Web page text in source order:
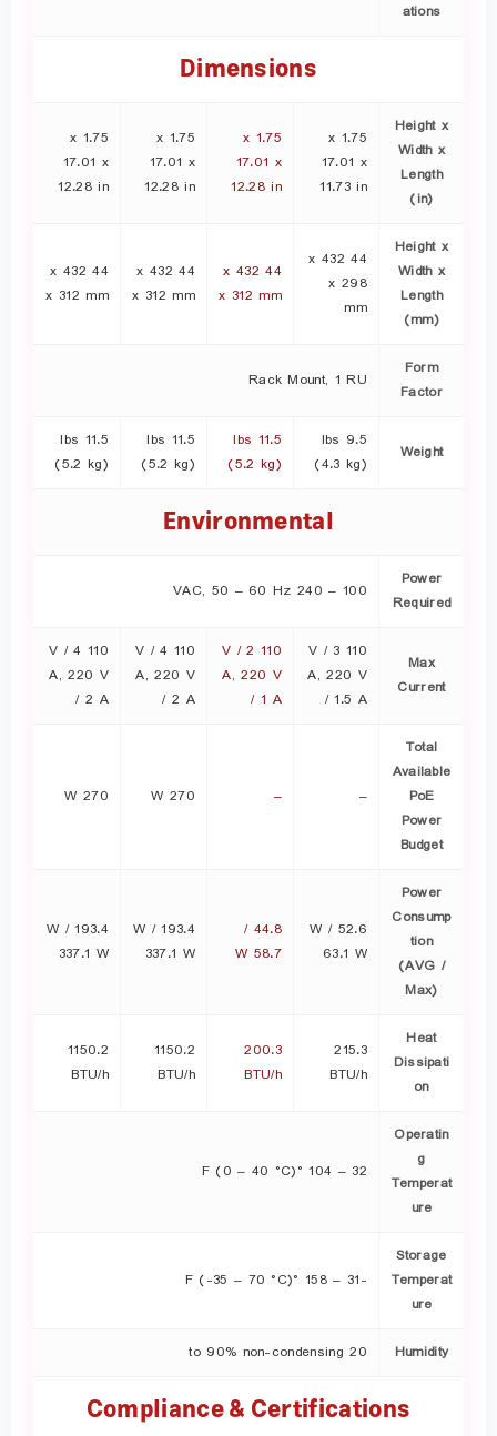
ations
Dimensions
Height x
Width x
Length
(in)
1.75 x
17.01 x
11.73 in
1.75 x
17.01 x
12.28 in
1.75 x
17.01 x
12.28 in
1.75 x
17.01 x
12.28 in
Height x
Width x
Length
(mm)
44 x 432
x 298
mm
44 x 432
x 312 mm
44 x 432
x 312 mm
44 x 432
x 312 mm
Form
Factor
Rack Mount, 1 RU
Weight
9.5 lbs
(4.3 kg)
11.5 lbs
(5.2 kg)
11.5 lbs
(5.2 kg)
11.5 lbs
(5.2 kg)
Environmental
Power
Required
100 – 240 VAC, 50 – 60 Hz
Max
Current
110 V / 3
A, 220 V
/ 1.5 A
110 V / 2
A, 220 V
/ 1 A
110 V / 4
A, 220 V
/ 2 A
110 V / 4
A, 220 V
/ 2 A
Total
Available
PoE
Power
Budget
–
–
270 W
270 W
Power
Consump
tion
(AVG /
Max)
52.6 W /
63.1 W
44.8 /
58.7 W
193.4 W /
337.1 W
193.4 W /
337.1 W
Heat
Dissipati
on
215.3
BTU/h
200.3
BTU/h
1150.2
BTU/h
1150.2
BTU/h
Operatin
g
Temperat
ure
32 – 104 °F (0 – 40 °C)
Storage
Temperat
ure
-31 – 158 °F (-35 – 70 °C)
Humidity
20 to 90% non-condensing
Compliance & Certifications